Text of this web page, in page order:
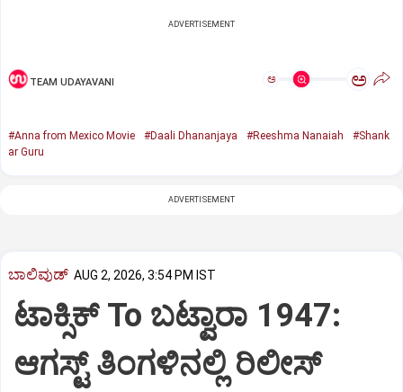
ADVERTISEMENT
TEAM UDAYAVANI ಅ ಅ
#Anna from Mexico Movie #Daali Dhananjaya #Reeshma Nanaiah
#Shank
ar Guru
ADVERTISEMENT
ಬಾಲಿವುಡ್‌ AUG 2, 2026, 3:54 PM IST
ಟಾಕ್ಸಿಕ್ To ಬಟ್ವಾರಾ 1947:
ಆಗಸ್ಟ್‌ ತಿಂಗಳಿನಲ್ಲಿ ರಿಲೀಸ್‌